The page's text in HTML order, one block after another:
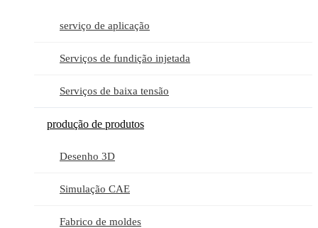
serviço de aplicação
Serviços de fundição injetada
Serviços de baixa tensão
produção de produtos
Desenho 3D
Simulação CAE
Fabrico de moldes